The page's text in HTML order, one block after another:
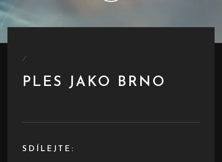
/
PLES JAKO BRNO
SDÍLEJTE: